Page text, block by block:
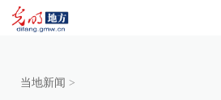
当地新闻 >